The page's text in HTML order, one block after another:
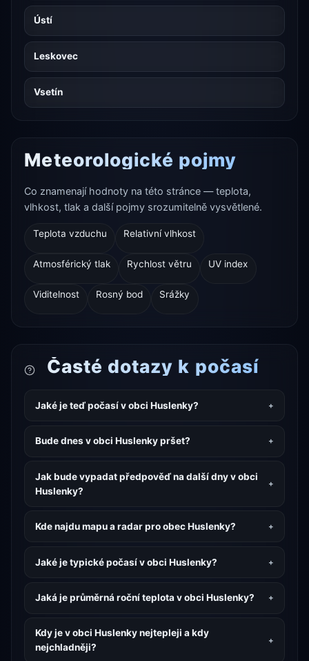
Ústí
Leskovec
Vsetín
Meteorologické pojmy
Co znamenají hodnoty na této stránce — teplota,
vlhkost, tlak a další pojmy srozumitelně vysvětlené.
Teplota vzduchu Relativní vlhkost
Atmosférický tlak Rychlost větru UV index
Viditelnost Rosný bod Srážky
Časté dotazy k počasí
Jaké je teď počasí v obci Huslenky?
Bude dnes v obci Huslenky pršet?
Jak bude vypadat předpověď na další dny v obci
Huslenky?
Kde najdu mapu a radar pro obec Huslenky?
Jaké je typické počasí v obci Huslenky?
Jaká je průměrná roční teplota v obci Huslenky?
Kdy je v obci Huslenky nejtepleji a kdy
nejchladněji?